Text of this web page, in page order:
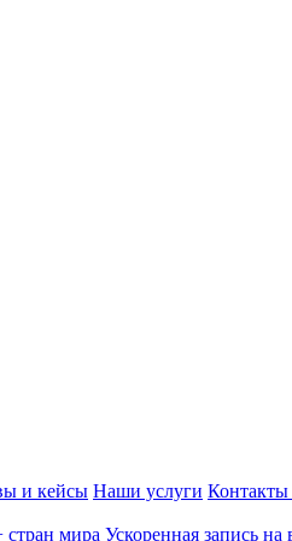
и кейсы Наши услуги Контакты
мира Ускоренная запись на